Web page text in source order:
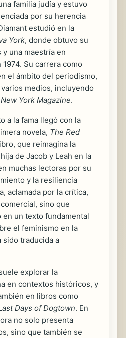
familia judía y estuvo
por su herencia
estudió en la
York, donde obtuvo su
una maestría en
Su carrera como
el ámbito del periodismo,
medios, incluyendo
New York Magazine.
a la fama llegó con la
novela, The Red
que reimagina la
de Jacob y Leah en la
muchas lectoras por su
y la resiliencia
aclamada por la crítica,
sino que
un texto fundamental
el feminismo en la
sido traducida a
explorar la
en contextos históricos, y
en libros como
Days of Dogtown. En
no solo presenta
sino que también se